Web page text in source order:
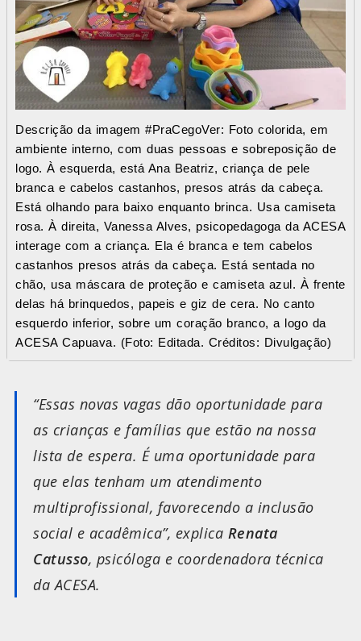
Descrição da imagem #PraCegoVer: Foto colorida, em
ambiente interno, com duas pessoas e sobreposição de
logo. À esquerda, está Ana Beatriz, criança de pele
branca e cabelos castanhos, presos atrás da cabeça.
Está olhando para baixo enquanto brinca. Usa camiseta
rosa. À direita, Vanessa Alves, psicopedagoga da ACESA
interage com a criança. Ela é branca e tem cabelos
castanhos presos atrás da cabeça. Está sentada no
chão, usa máscara de proteção e camiseta azul. À frente
delas há brinquedos, papeis e giz de cera. No canto
esquerdo inferior, sobre um coração branco, a logo da
ACESA Capuava. (Foto: Editada. Créditos: Divulgação)
“Essas novas vagas dão oportunidade para
as crianças e famílias que estão na nossa
lista de espera. É uma oportunidade para
que elas tenham um atendimento
multiprofissional, favorecendo a inclusão
social e acadêmica”, explica Renata
Catusso, psicóloga e coordenadora técnica
da ACESA.